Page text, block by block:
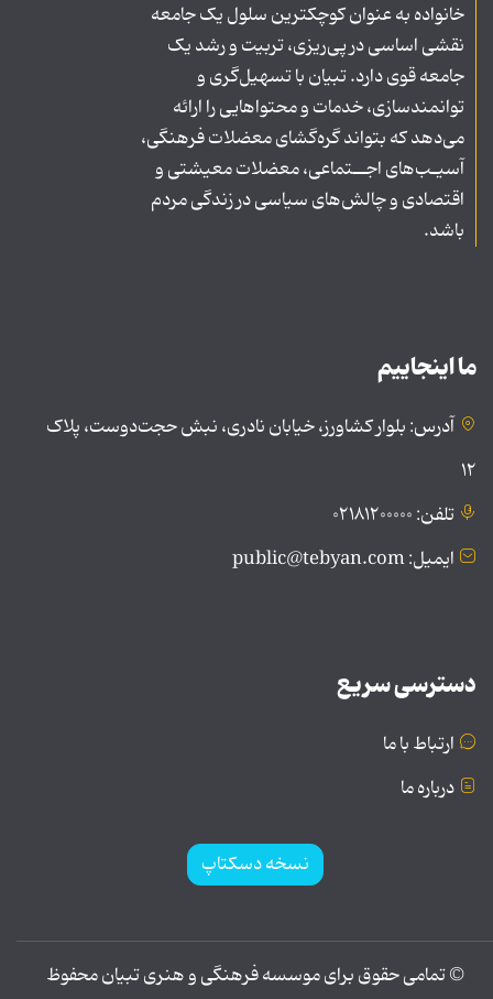
خانواده به عنوان کوچکترین سلول یک جامعه
نقشی اساسی در پی‌ریزی، تربیت و رشد یک
جامعه قوی دارد. تبیان با تسهیل‌گری و
توانمندسازی، خدمات و محتواهایی را ارائه
می‌دهد که بتواند گره‌گشای معضلات فرهنگی،
آسیـب‌های اجــتماعی، معضلات معیشتی و
اقتصادی و چالش‌های سیاسی در زندگی مردم
باشد.
ما اینجاییم
آدرس: بلوار کشاورز، خیابان نادری، نبش حجت‌دوست، پلاک
۱۲
تلفن: ۰۲۱۸۱۲۰۰۰۰۰
ایمیل: public@tebyan.com
دسترسی سریع
ارتباط با ما
درباره ما
نسخه دسکتاپ
© تمامی حقوق برای موسسه فرهنگی و هنری تبیان محفوظ